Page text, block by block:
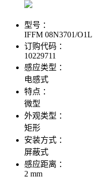
型号 ：
IFFM 08N3701/O1L
订购代码 ：
10229711
感应类型 ：
电感式
特点 ：
微型
外观类型 ：
矩形
安装方式 ：
屏蔽式
感应距离 ：
2 mm